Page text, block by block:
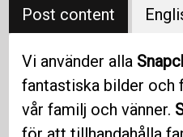
Post content
Vi använder alla
fantastiska bilder och
vår familj och vänner.